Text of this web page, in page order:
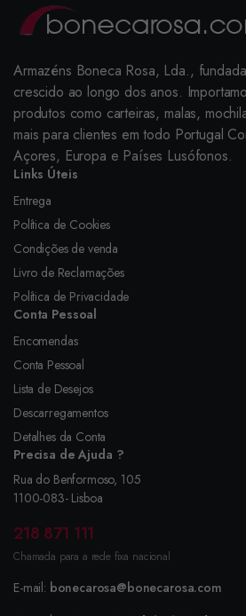
Armazéns Boneca Rosa, Lda.,
crescido ao longo dos anos.
produtos como carteiras, malas,
mais para clientes em todo Portugal
Açores, Europa e Países Lusófonos.
Links Úteis
Entrega
Política de Cookies
Condições de venda
Livro de Reclamações
Política de Privacidade
Conta Pessoal
Encomendas
Conta Pessoal
Lista de Desejos
Descarregamentos
Detalhes da Conta
Precisa de Ajuda ?
Rua do Benformoso, 105
1100-083- Lisboa
218 871 111
Chamada para a rede fixa nacional
E-mail: bonecarosa@bonecarosa.com